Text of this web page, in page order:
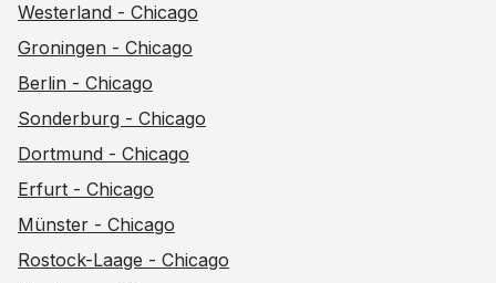
Westerland - Chicago
Groningen - Chicago
Berlin - Chicago
Sonderburg - Chicago
Dortmund - Chicago
Erfurt - Chicago
Münster - Chicago
Rostock-Laage - Chicago